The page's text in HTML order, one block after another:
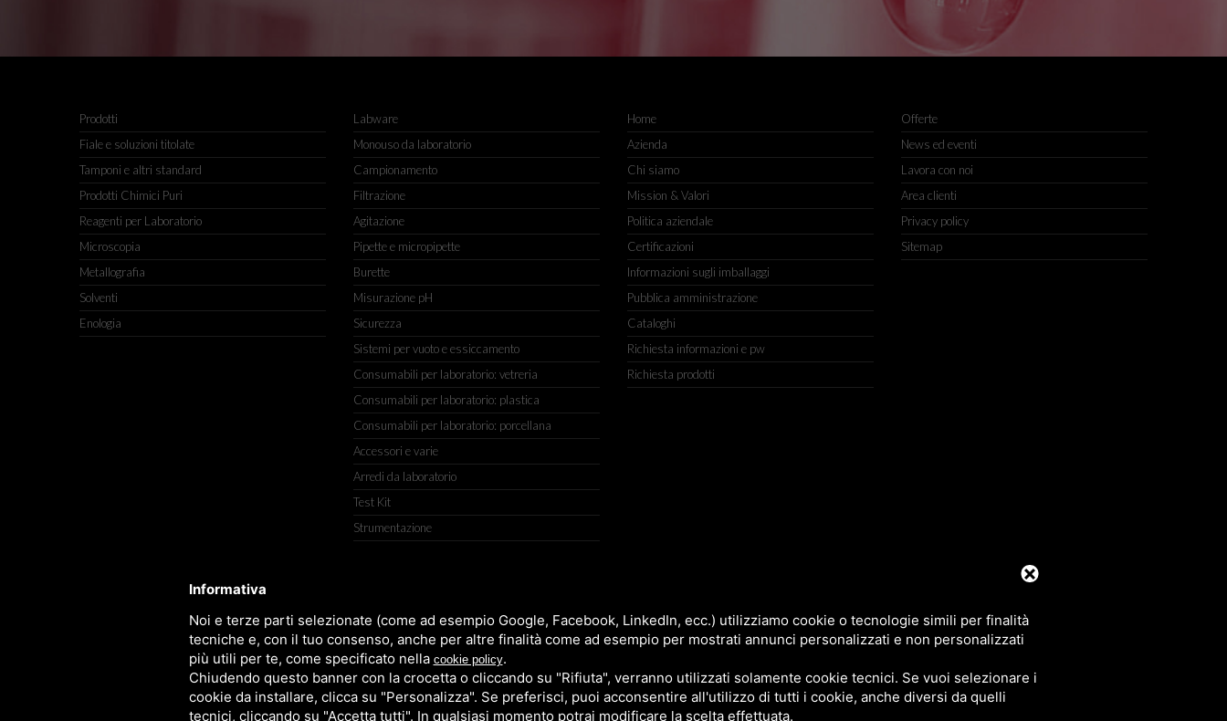
Prodotti
Fiale e soluzioni titolate
Tamponi e altri standard
Prodotti Chimici Puri
Reagenti per Laboratorio
Microscopia
Metallografia
Solventi
Enologia
Labware
Monouso da laboratorio
Campionamento
Filtrazione
Agitazione
Pipette e micropipette
Burette
Misurazione pH
Sicurezza
Sistemi per vuoto e essiccamento
Consumabili per laboratorio: vetreria
Consumabili per laboratorio: plastica
Consumabili per laboratorio: porcellana
Accessori e varie
Arredi da laboratorio
Test Kit
Strumentazione
Home
Azienda
Chi siamo
Mission & Valori
Politica aziendale
Certificazioni
Informazioni sugli imballaggi
Pubblica amministrazione
Cataloghi
Richiesta informazioni e pw
Richiesta prodotti
Offerte
News ed eventi
Lavora con noi
Area clienti
Privacy policy
Sitemap
TITOLCHIMICA SPA - VIA DELL'ARTIGIANATO, 2 (MACROAREA) 45030 VILLAMARZANA (RO) ITALY, TEL +39 0425 492644. P.I. 00748970290
Informativa
Noi e terze parti selezionate (come ad esempio Google, Facebook, LinkedIn, ecc.) utilizziamo cookie o tecnologie simili per finalità
tecniche e, con il tuo consenso, anche per altre finalità come ad esempio per mostrati annunci personalizzati e non personalizzati
più utili per te, come specificato nella cookie policy.
Chiudendo questo banner con la crocetta o cliccando su "Rifiuta", verranno utilizzati solamente cookie tecnici. Se vuoi selezionare i
cookie da installare, clicca su "Personalizza". Se preferisci, puoi acconsentire all'utilizzo di tutti i cookie, anche diversi da quelli
tecnici, cliccando su "Accetta tutti". In qualsiasi momento potrai modificare la scelta effettuata.